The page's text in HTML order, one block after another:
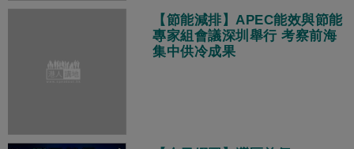
【節能減排】APEC能效與節能
專家組會議深圳舉行 考察前海
集中供冷成果